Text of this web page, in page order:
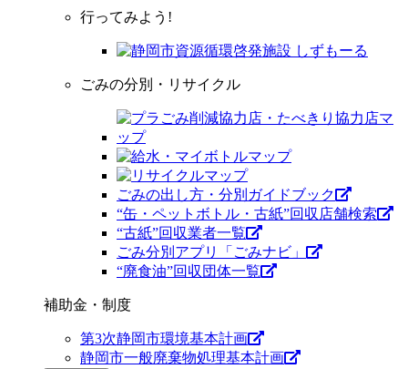
行ってみよう!
ごみの分別・リサイクル
ごみの出し方・分別ガイドブック
“缶・ペットボトル・古紙”回収店舗検索
“古紙”回収業者一覧
ごみ分別アプリ「ごみナビ」
“廃食油”回収団体一覧
補助金・制度
第3次静岡市環境基本計画
静岡市一般廃棄物処理基本計画